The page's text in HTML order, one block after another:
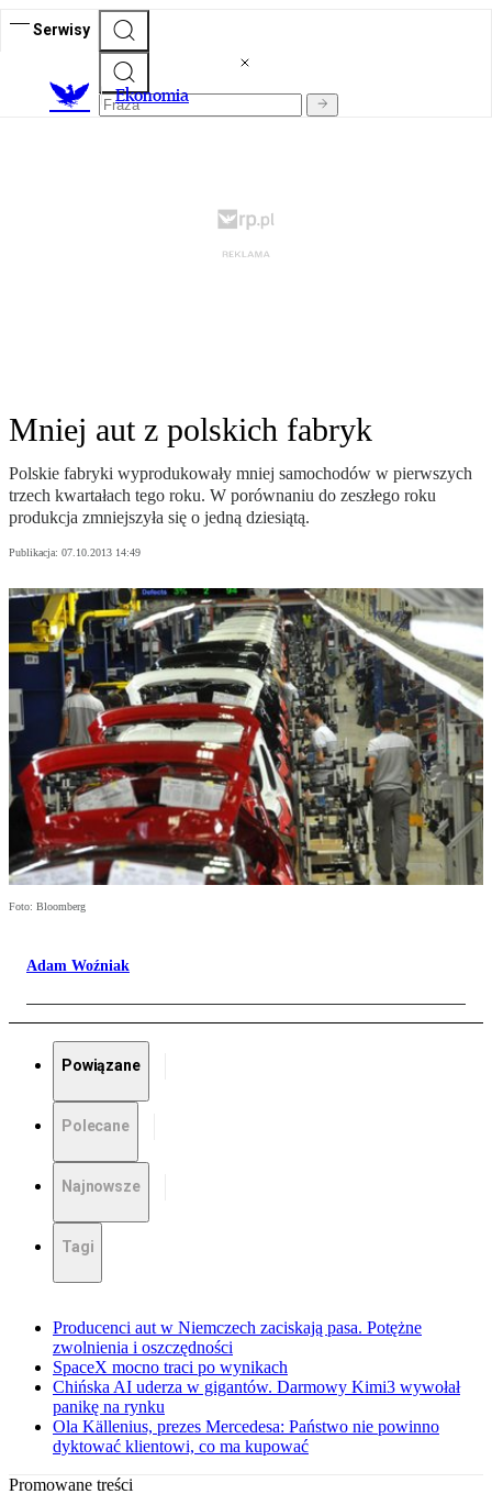
Serwisy
Ekonomia
Mniej aut z polskich fabryk
Polskie fabryki wyprodukowały mniej samochodów w pierwszych
trzech kwartałach tego roku. W porównaniu do zeszłego roku
produkcja zmniejszyła się o jedną dziesiątą.
Publikacja: 07.10.2013 14:49
Foto: Bloomberg
Adam Woźniak
Powiązane
Polecane
Najnowsze
Tagi
Producenci aut w Niemczech zaciskają pasa. Potężne
zwolnienia i oszczędności
SpaceX mocno traci po wynikach
Chińska AI uderza w gigantów. Darmowy Kimi3 wywołał
panikę na rynku
Ola Källenius, prezes Mercedesa: Państwo nie powinno
dyktować klientowi, co ma kupować
Promowane treści